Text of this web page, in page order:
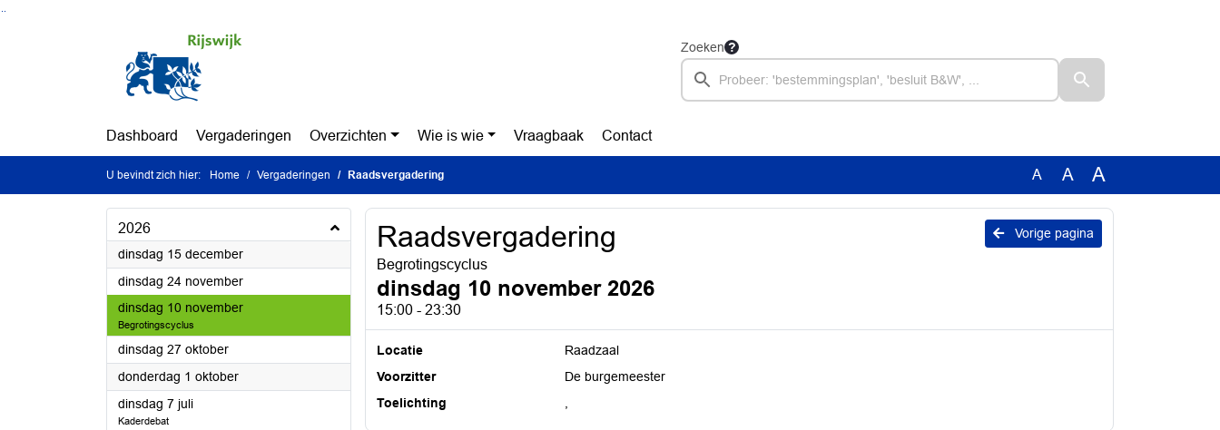
Zoeken
Dashboard Vergaderingen Overzichten Wie is wie Vraagbaak Contact
U bevindt zich hier: Home Vergaderingen Raadsvergadering A A A
2026
dinsdag 15 december2026
dinsdag 24 november2026
dinsdag 10 november2026
Begrotingscyclus
dinsdag 27 oktober2026
donderdag 1 oktober2026
dinsdag 7 juli2026
Kaderdebat
Vorige pagina
Raadsvergadering
Begrotingscyclus
dinsdag 10 november 2026
15:00 - 23:30
Locatie
Raadzaal
Voorzitter
De burgemeester
Toelichting